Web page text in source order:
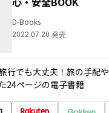
D-Books
2022.07.20 発売
行でも大丈夫！旅の手配
24ページの電子書籍